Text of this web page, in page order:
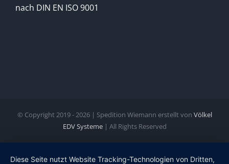
nach DIN EN ISO 9001
© Copyright 2019 -2026 | Spedition Wiemann erstellt von Völkel
EDV Systeme| All Rights Reserved
Diese Seite nutzt Website Tracking-Technologien von Dritten,